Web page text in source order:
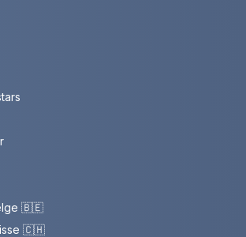
🇧🇪
🇨🇭